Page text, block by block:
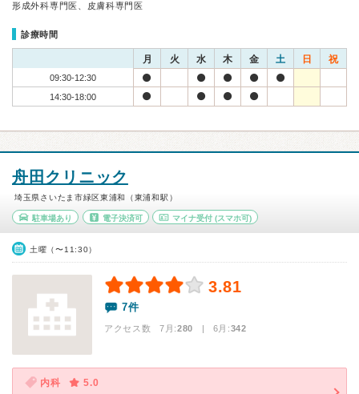
形成外科専門医、皮膚科専門医
診療時間
月 火 水 木 金 土 日 祝
09:30-12:30
14:30-18:00
舟田クリニック
埼玉県さいたま市緑区東浦和（東浦和駅）
駐車場あり 電子決済可 マイナ受付 (スマホ可)
土曜（〜11:30）
3.81
7件
アクセス数 7月:280 | 6月:342
内科
5.0